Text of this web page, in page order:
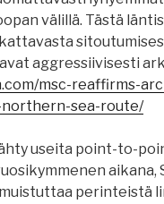
välillä. Tästä
aggressiivisesti
msc-reaffirms-
northern-sea-route/
useita point-to-
aikana,
perinteistä